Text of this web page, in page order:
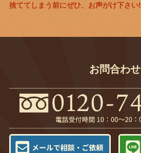
捨ててしまう前にぜひ、お声がけ下さい!
お問合わせ